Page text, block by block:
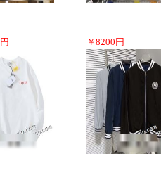
円 ￥ 8200 円